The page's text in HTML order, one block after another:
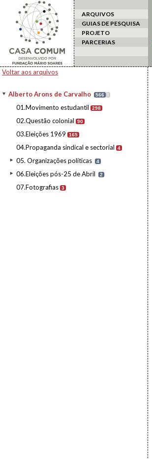
ARQUIVOS
GUIAS DE PESQUISA
PROJETO
PARCERIAS
Voltar aos arquivos
Alberto Arons de Carvalho 566 I
01.Movimento estudantil 298
02.Questão colonial 90
03.Eleições 1969 165
04.Propaganda sindical e sectorial 4
05. Organizações políticas 4
06.Eleições pós-25 de Abril 2
07.Fotografias 3